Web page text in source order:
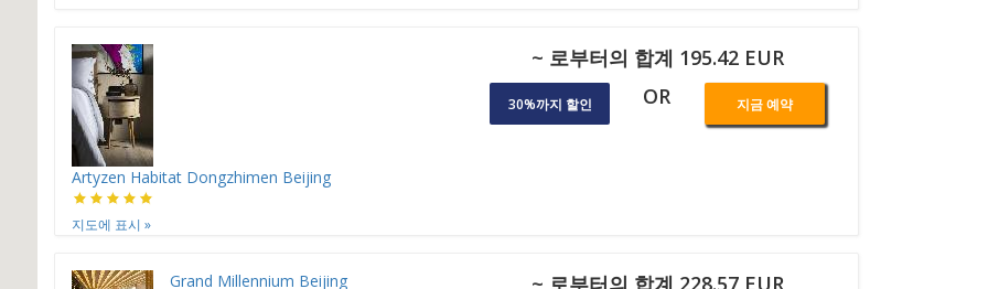
Artyzen Habitat Dongzhimen Beijing
지도에 표시 »
~ 로부터의 합계 195.42 EUR
30%까지 할인 OR 지금 예약
Grand Millennium Beijing ~ 로부터의 합계 228.57 EUR